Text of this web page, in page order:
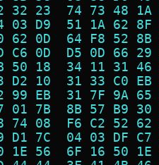
32 23  74 73 48
03 D9  51 1A 62
62 0D  64 F8 52
C6 0D  D5 0D 66
50 18  34 11 31
D2 10  31 33 C0
99 EB  31 7F 9A
01 7B  8B 57 B9
74 08  F6 C2 52
D1 7C  04 03 DF
1E 56  6F 16 50